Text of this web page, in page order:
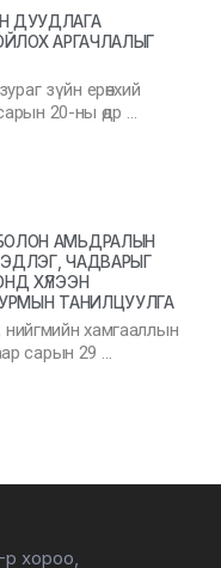
ДУУДЛАГА
АРГАЧЛАЛЫГ
зүйн ерөнхий
20-ны өдр …
АМЬДРАЛЫН
ЧАДВАРЫГ
ХҮЛЭЭН
ТАНИЛЦУУЛГА
нийгмийн хамгааллын
сарын 29 …
р хороо,